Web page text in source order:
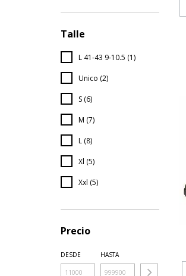
Talle
L 41-43 9-10.5 (1)
Unico (2)
S (6)
M (7)
L (8)
Xl (5)
Xxl (5)
Precio
DESDE HASTA